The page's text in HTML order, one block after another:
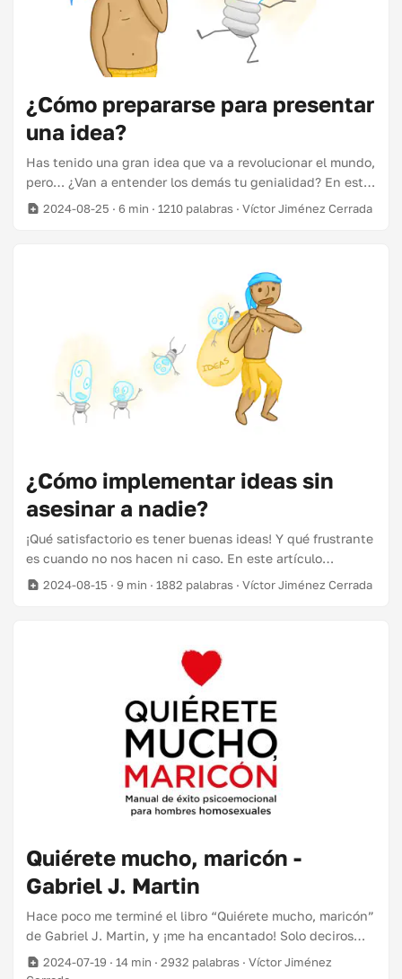
¿Cómo prepararse para presentar
una idea?
Has tenido una gran idea que va a revolucionar el mundo,
pero… ¿Van a entender los demás tu genialidad? En este
artículo vamos a ver cómo incrementar las posibilidades
prepararse para presentar una idea? ¿Cómo tener éxito
fallando barato? ¿Cómo hablar el lenguaje de tu jefe?
Ejecutando ideas: Marcando objetivos y haciendo
seguimiento ¿Cómo ofrecer y recibir feedback? (Y quedar
bien en el intento) ¿Por qué hay que preparar una idea
antes de presentarla? Ponte en el lugar de tu jefa, a la
que vas con tu gran idea. Siguiendo el ejemplo del
artículo anterior: “¿Y si hacemos una aplicación para
2024-08-25 · 6 min · 1210 palabras · Víctor Jiménez Cerrada
¿Cómo implementar ideas sin
asesinar a nadie?
¡Qué satisfactorio es tener buenas ideas! Y qué frustrante
es cuando no nos hacen ni caso. En este artículo
comparto los trucos que he aprendido a lo largo de los
hacemos una aplicación para realidad virtual de nuestro
producto? (Por ejemplo) Seguro que vendemos un
2024-08-15 · 9 min · 1882 palabras · Víctor Jiménez Cerrada
Quiérete mucho, maricón -
Gabriel J. Martin
Hace poco me terminé el libro “Quiérete mucho, maricón”
de Gabriel J. Martin, y ¡me ha encantado! Solo deciros
que hacía años que no leía un libro entero y este me lo he
leído en menos de una semana. Todo gracias al pobre de
2024-07-19 · 14 min · 2932 palabras · Víctor Jiménez